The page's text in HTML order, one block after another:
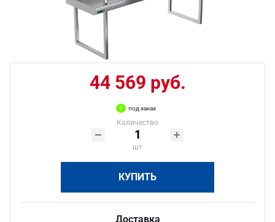
44 569 руб.
под заказ
Количество
шт
КУПИТЬ
Доставка